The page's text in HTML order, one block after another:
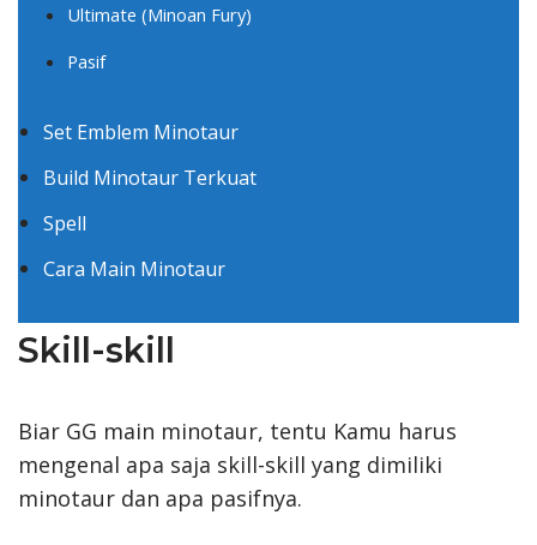
Ultimate (Minoan Fury)
Pasif
Set Emblem Minotaur
Build Minotaur Terkuat
Spell
Cara Main Minotaur
Skill-skill
Biar GG main minotaur, tentu Kamu harus
mengenal apa saja skill-skill yang dimiliki
minotaur dan apa pasifnya.